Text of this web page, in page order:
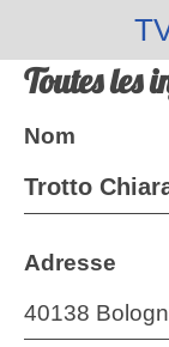
Toutes les
Nom
Trotto
Adresse
40138